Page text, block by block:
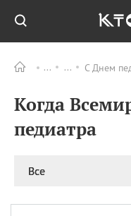
С Днем
Когда
педиатра
Все